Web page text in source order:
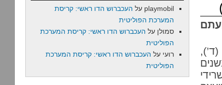
playmobil על העכברוש הדו ראשי: קריסת
המערכת הפוליטית
סמולן על העכברוש הדו ראשי: קריסת המערכת
הפוליטית
רועי על העכברוש הדו ראשי: קריסת המערכת
הפוליטית